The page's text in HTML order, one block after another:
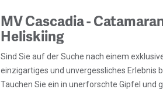
MV Cascadia -
Heliskiing
Sind Sie auf der Suche nach einem
einzigartiges und unvergessliches Erlebnis
Tauchen Sie ein in unerforschte Gipfel